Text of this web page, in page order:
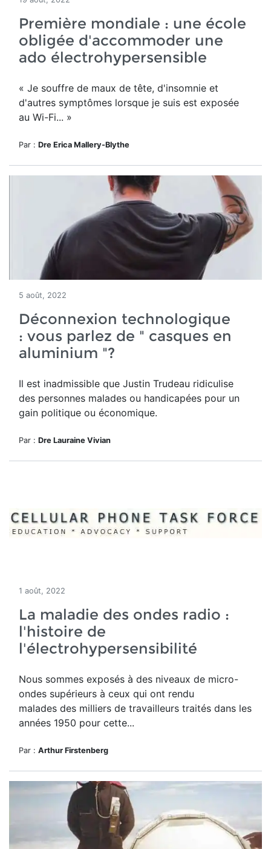
Première mondiale : une école
obligée d'accommoder une
ado électrohypersensible
« Je souffre de maux de tête, d'insomnie et
d'autres symptômes lorsque je suis est exposée
au Wi-Fi... »
Par : Dre Erica Mallery-Blythe
5 août, 2022
Déconnexion technologique
: vous parlez de " casques en
aluminium "?
Il est inadmissible que Justin Trudeau ridiculise
des personnes malades ou handicapées pour un
gain politique ou économique.
Par : Dre Lauraine Vivian
1 août, 2022
La maladie des ondes radio :
l'histoire de
l'électrohypersensibilité
Nous sommes exposés à des niveaux de micro-
ondes supérieurs à ceux qui ont rendu
malades des milliers de travailleurs traités dans les
années 1950 pour cette...
Par : Arthur Firstenberg